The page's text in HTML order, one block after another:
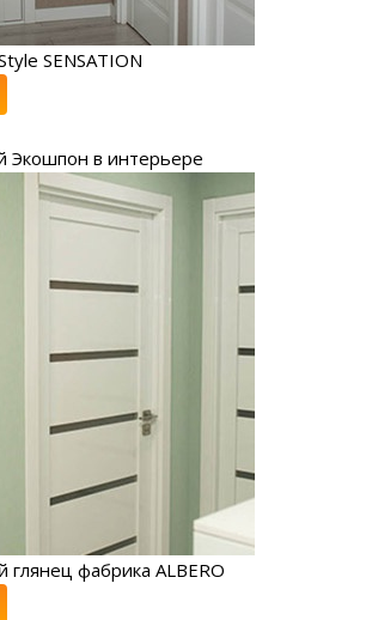
SENSATION
Экошпон в интерьере
фабрика ALBERO